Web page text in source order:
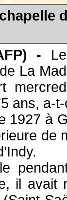
-
La
ans, a-
1927 à
il